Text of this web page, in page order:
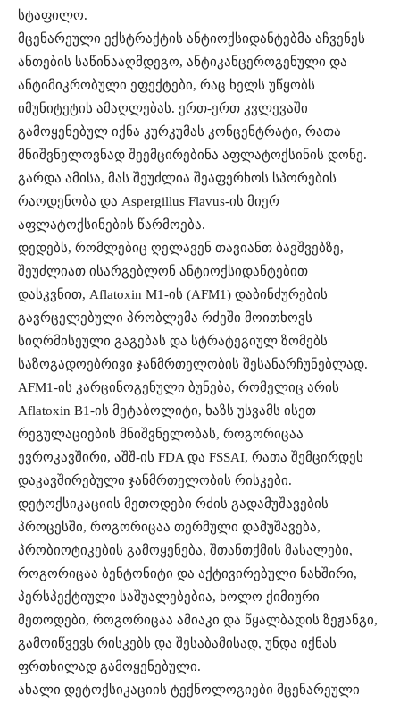
სტაფილო.
მცენარეული ექსტრაქტის ანტიოქსიდანტებმა აჩვენეს
ანთების საწინააღმდეგო, ანტიკანცეროგენული და
ანტიმიკრობული ეფექტები, რაც ხელს უწყობს
იმუნიტეტის ამაღლებას. ერთ-ერთ კვლევაში
გამოყენებულ იქნა კურკუმას კონცენტრატი, რათა
მნიშვნელოვნად შეემცირებინა აფლატოქსინის დონე.
გარდა ამისა, მას შეუძლია შეაფერხოს სპორების
რაოდენობა და Aspergillus Flavus-ის მიერ
აფლატოქსინების წარმოება.
დედებს, რომლებიც ღელავენ თავიანთ ბავშვებზე,
შეუძლიათ ისარგებლონ ანტიოქსიდანტებით
დასკვნით, Aflatoxin M1-ის (AFM1) დაბინძურების
გავრცელებული პრობლემა რძეში მოითხოვს
სიღრმისეული გაგებას და სტრატეგიულ ზომებს
საზოგადოებრივი ჯანმრთელობის შესანარჩუნებლად.
AFM1-ის კარცინოგენული ბუნება, რომელიც არის
Aflatoxin B1-ის მეტაბოლიტი, ხაზს უსვამს ისეთ
რეგულაციების მნიშვნელობას, როგორიცაა
ევროკავშირი, აშშ-ის FDA და FSSAI, რათა შემცირდეს
დაკავშირებული ჯანმრთელობის რისკები.
დეტოქსიკაციის მეთოდები რძის გადამუშავების
პროცესში, როგორიცაა თერმული დამუშავება,
პრობიოტიკების გამოყენება, შთანთქმის მასალები,
როგორიცაა ბენტონიტი და აქტივირებული ნახშირი,
პერსპექტიული საშუალებებია, ხოლო ქიმიური
მეთოდები, როგორიცაა ამიაკი და წყალბადის ზეჟანგი,
გამოიწვევს რისკებს და შესაბამისად, უნდა იქნას
ფრთხილად გამოყენებული.
ახალი დეტოქსიკაციის ტექნოლოგიები მცენარეული